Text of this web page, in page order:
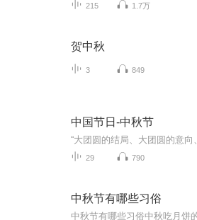
215 1.7万
贺中秋
3 849
中国节日-中秋节
29 790
中秋节有哪些习俗